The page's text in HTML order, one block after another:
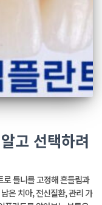
고 선택하려
틀니를 고정해 흔들림과
은 치아, 전신질환, 관리 가